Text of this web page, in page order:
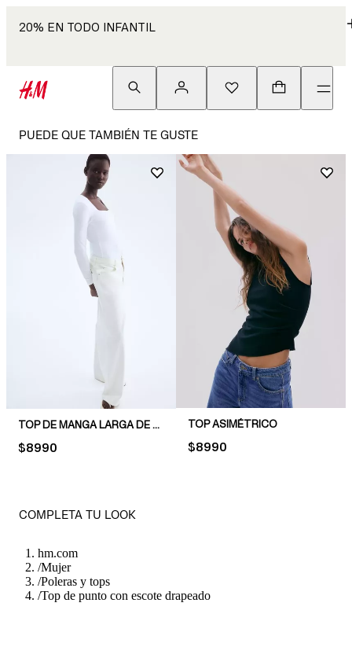
20% EN TODO INFANTIL
PUEDE QUE TAMBIÉN TE GUSTE
TOP DE MANGA LARGA DE PUNTO
PRICE:
$8990
TOP ASIMÉTRICO
PRICE:
$8990
COMPLETA TU LOOK
hm.com
/Mujer
/Poleras y tops
/Top de punto con escote drapeado